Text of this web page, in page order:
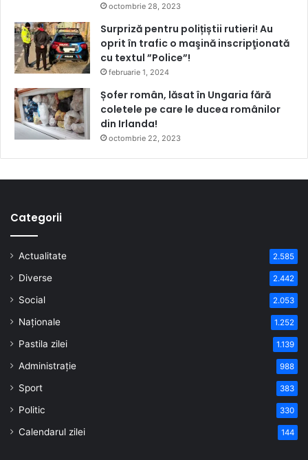
octombrie 28, 2023
Surpriză pentru polițiștii rutieri! Au
oprit în trafic o maşină inscripţionată
cu textul ”Police”!
februarie 1, 2024
Șofer român, lăsat în Ungaria fără
coletele pe care le ducea românilor
din Irlanda!
octombrie 22, 2023
Categorii
Actualitate 2.585
Diverse 2.442
Social 2.053
Naționale 1.252
Pastila zilei 1.139
Administrație 988
Sport 383
Politic 330
Calendarul zilei 144